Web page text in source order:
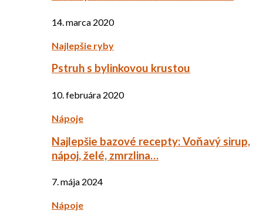
14. marca 2020
Najlepšie ryby
Pstruh s bylinkovou krustou
10. februára 2020
Nápoje
Najlepšie bazové recepty: Voňavý sirup,
nápoj, želé, zmrzlina…
7. mája 2024
Nápoje